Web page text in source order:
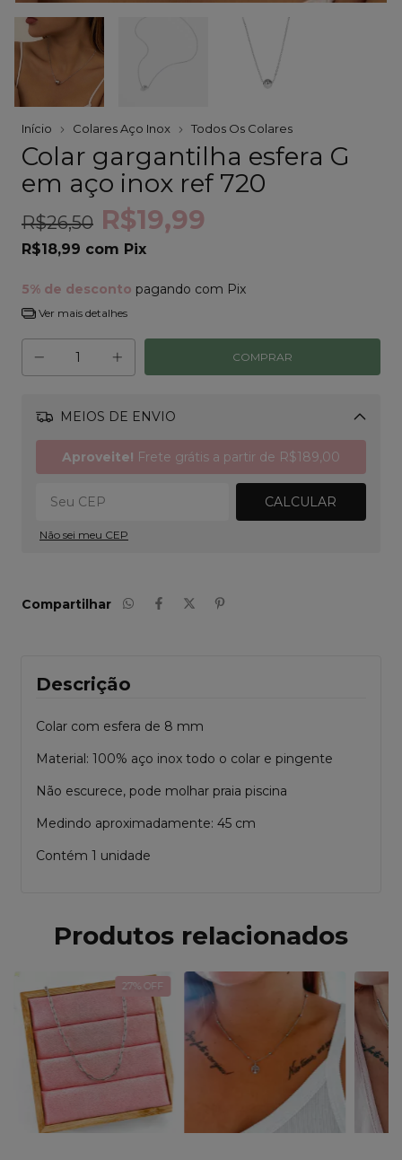
Início Colares Aço Inox Todos Os Colares
Colar gargantilha esfera G
em aço inox ref 720
R$26,50 R$19,99
R$18,99 com Pix
5% de desconto pagando com Pix
Ver mais detalhes
MEIOS DE ENVIO
Aproveite! Frete grátis a partir de R$189,00
CALCULAR
Não sei meu CEP
Compartilhar
Descrição
Colar com esfera de 8 mm
Material: 100% aço inox todo o colar e pingente
Não escurece, pode molhar praia piscina
Medindo aproximadamente: 45 cm
Contém 1 unidade
Produtos relacionados
27% OFF